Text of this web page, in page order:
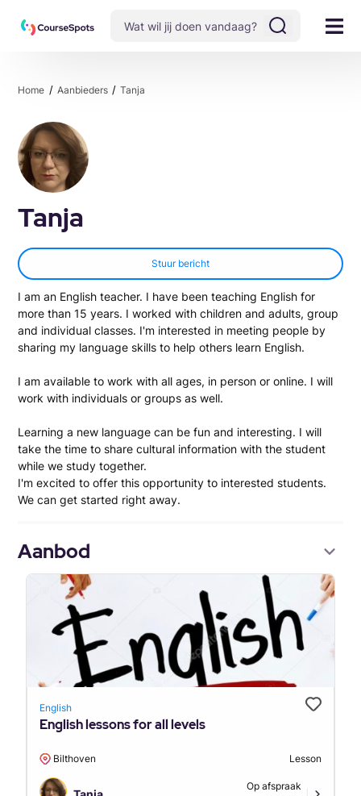
Home Aanbieders Tanja
Tanja
Stuur bericht
I am an English teacher. I have been teaching English for
more than 15 years. I worked with children and adults, group
and individual classes. I'm interested in meeting people by
sharing my language skills to help others learn English.
I am available to work with all ages, in person or online. I will
work with individuals or groups as well.
Learning a new language can be fun and interesting. I will
take the time to share cultural information with the student
while we study together.
I'm excited to offer this opportunity to interested students.
We can get started right away.
Aanbod
English
English lessons for all levels
Bilthoven Lesson
Op afspraak